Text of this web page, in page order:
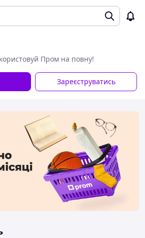
Пром на повну!
Зареєструватись